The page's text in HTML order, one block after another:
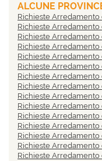
ALCUNE
Richieste Arredamento
Richieste Arredamento
Richieste Arredamento
Richieste Arredamento
Richieste Arredamento
Richieste Arredamento
Richieste Arredamento
Richieste Arredamento
Richieste Arredamento
Richieste Arredamento
Richieste Arredamento
Richieste Arredamento
Richieste Arredamento
Richieste Arredamento
Richieste Arredamento